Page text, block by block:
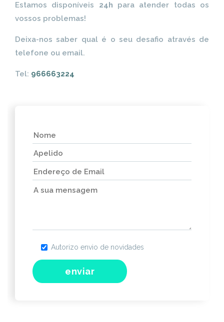
Estamos disponíveis 24h para atender todas os
vossos problemas!
Deixa-nos saber qual é o seu desafio através de
telefone ou email.
Tel: 966663224
Autorizo envio de novidades